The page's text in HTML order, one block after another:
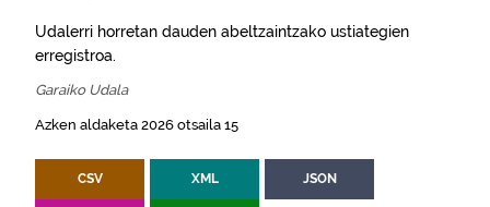
Udalerri horretan dauden abeltzaintzako ustiategien
erregistroa.
Garaiko Udala
Azken aldaketa 2026 otsaila 15
CSV XML JSON